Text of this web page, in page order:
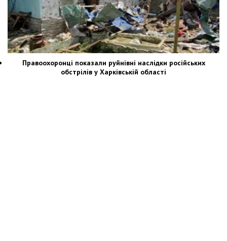
Правоохоронці показали руйнівні наслідки російських
обстрілів у Харківській області